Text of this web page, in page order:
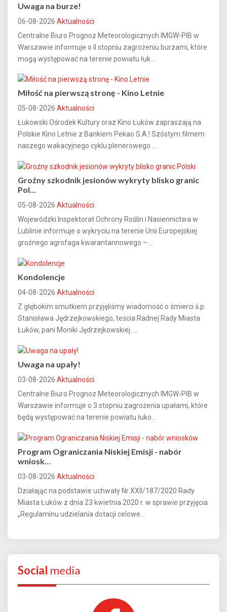
Uwaga na burze!
06-08-2026 Aktualności
Centralne Biuro Prognoz Meteorologicznych IMGW-PIB w
Warszawie informuje o II stopniu zagrożeniu burzami, które
mogą występować na terenie powiatu łuk...
Miłość na pierwszą stronę - Kino Letnie
05-08-2026 Aktualności
Łukowski Ośrodek Kultury oraz Kino Łuków zapraszają na
Polskie Kino Letnie z Bankiem Pekao S.A.! Szóstym filmem
naszego wakacyjnego cyklu plenerowego ...
Groźny szkodnik jesionów wykryty blisko granic
Pol…
05-08-2026 Aktualności
Wojewódzki Inspektorat Ochrony Roślin i Nasiennictwa w
Lublinie informuje o wykryciu na terenie Unii Europejskiej
groźnego agrofaga kwarantannowego – ...
Kondolencje
04-08-2026 Aktualności
Z głębokim smutkiem przyjęliśmy wiadomość o śmierci ś.p.
Stanisława Jędrzejkowskiego, teścia Radnej Rady Miasta
Łuków, pani Moniki Jędrzejkowskiej. ...
Uwaga na upały!
03-08-2026 Aktualności
Centralne Biuro Prognoz Meteorologicznych IMGW-PIB w
Warszawie informuje o 3 stopniu zagrożenia upałami, które
będą występować na terenie powiatu łuko...
Program Ograniczania Niskiej Emisji - nabór
wniosk…
03-08-2026 Aktualności
Działając na podstawie uchwały Nr XXII/187/2020 Rady
Miasta Łuków z dnia 23 kwietnia 2020 r. w sprawie przyjęcia
„Regulaminu udzielania dotacji celowe...
Social media